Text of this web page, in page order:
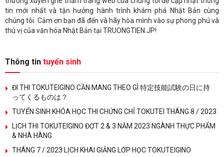
tin mới nhất và tận hưởng hành trình khám phá Nhật Bản cùng
chúng tôi. Cảm ơn bạn đã đến và hãy hòa mình vào sự phong phú và
thú vị của văn hóa Nhật Bản tại TRUONGTIEN.JP!
Thông tin tuyển sinh
ĐI THI TOKUTEIGINO CẦN MANG THEO GÌ 特定技能試験の日に持
ってくるものは？
TUYỂN SINH KHÓA HỌC THI CHỨNG CHỈ TOKUTEI THÁNG 8 / 2023
LỊCH THI TOKUTEIGINO ĐỢT 2 & 3 NĂM 2023 NGÀNH THỰC PHẨM
& NHÀ HÀNG
THÁNG 7 / 2023 LỊCH KHAI GIẢNG LỚP HỌC TOKUTEIGINO